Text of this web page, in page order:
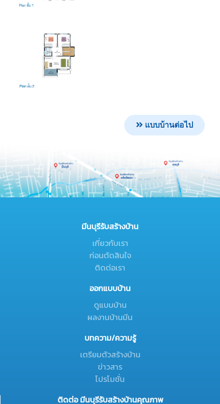
แบบบ้านต่อไป
มีนบุรีรับสร้างบ้าน
เกี่ยวกับเรา
ก่อนตัดสินใจ
ติดต่อเรา
ออกแบบบ้าน
ดูแบบบ้าน
ผลงานบ้านมีน
บทความ/ความรู้
เตรียมตัวสร้างบ้าน
ข่าวสาร
โปรโมชั่น
ติดต่อ มีนบุรีรับสร้างบ้านคุณภาพ